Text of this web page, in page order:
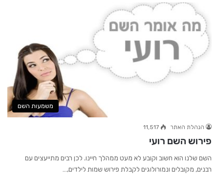
משמעות השם
הנהלת האתר 11,517
פירוש השם רועי
השם שלנו הוא חשוב וקובע לא מעט ממהלך חיינו. לכן רבים מתייעצים עם
רבנים, מקובלים ונמורולוגים לקבלת פירוש שמות לילדים,…